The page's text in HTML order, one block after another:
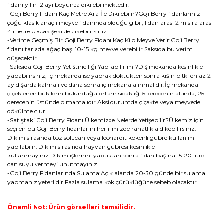
fidanı yılın 12 ayı boyunca dikilebilmektedir.
-Goji Berry Fidanı Kaç Metre Ara İle Dikilebilir?Goji Berry fidanlarınızı
çoğu klasik anaçlı meyve fidanında olduğu gibi , fidan arası 2 m sıra arası
4 metre olacak şekilde dikebilirsiniz.
-Verime Geçmiş Bir Goji Berry Fidanı Kaç Kilo Meyve Verir:Goji Berry
fidanı tarlada ağaç başı 10-15 kg meyve verebilir.Saksıda bu verim
düşecektir.
-Saksıda Goji Berry Yetiştiriciliği Yapılabilir mi?Dış mekanda kesinlikle
yapabilirsiniz, iç mekanda ise yaprak döktükten sonra kışın bitki en az 2
ay dışarda kalmalı ve daha sonra iç mekana alınmalıdır.İç mekanda
çiçeklenen bitkilerin bulunduğu ortam sıcaklığı 5 derecenin altında, 25
derecenin üstünde olmamalıdır.Aksi durumda çiçekte veya meyvede
dökülme olur.
-Satıştaki Goji Berry Fidanı Ülkemizde Nelerde Yetişebilir?Ülkemiz için
seçilen bu Goji Berry fidanlarını her ilimizde rahatlıkla dikebilirsiniz.
Dikim sırasında toz solucan veya leonardit kökenli gübre kullanımı
yapılabilir. Dikim sırasında hayvan gübresi kesinlikle
kullanmayınız.Dikim işlemini yaptıktan sonra fidan başına 15-20 litre
can suyu vermeyi unutmayınız.
-Goji Berry Fidanlarında Sulama:Açık alanda 20-30 günde bir sulama
yapmanız yeterlidir.Fazla sulama kök çürüklüğüne sebeb olacaktır.
Önemli Not: Ürün görselleri temsilidir.